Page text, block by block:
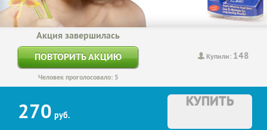
Купили: 148
Акция завершилась
ПОВТОРИТЬ АКЦИЮ
Человек проголосовало: 5
270 руб.
КУПИТЬ